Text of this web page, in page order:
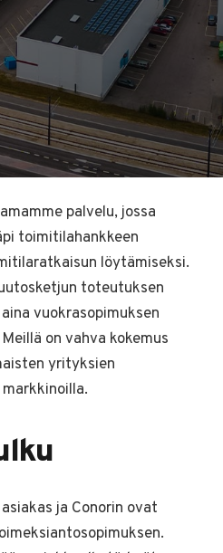
palvelu, jossa
toimitilahankkeen
löytämiseksi.
toteutuksen
vuokrasopimuksen
on vahva kokemus
yrityksien
ja Conorin ovat